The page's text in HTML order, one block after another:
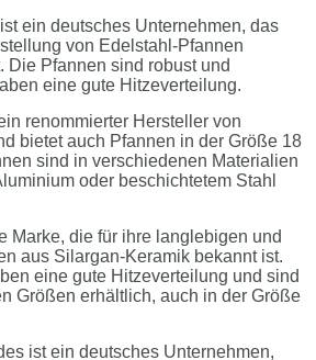
ein deutsches Unternehmen, das
von Edelstahl-Pfannen
Die Pfannen sind robust und
eine gute Hitzeverteilung.
renommierter Hersteller von
bietet auch Pfannen in der Größe 18
sind in verschiedenen Materialien
oder beschichtetem Stahl
Marke, die für ihre langlebigen und
aus Silargan-Keramik bekannt ist.
eine gute Hitzeverteilung und sind
Größen erhältlich, auch in der Größe
ist ein deutsches Unternehmen,